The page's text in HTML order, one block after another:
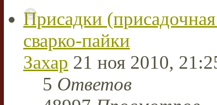
Присадки
сварко-пайки
Захар 21 ноя 2010,
5 Ответов